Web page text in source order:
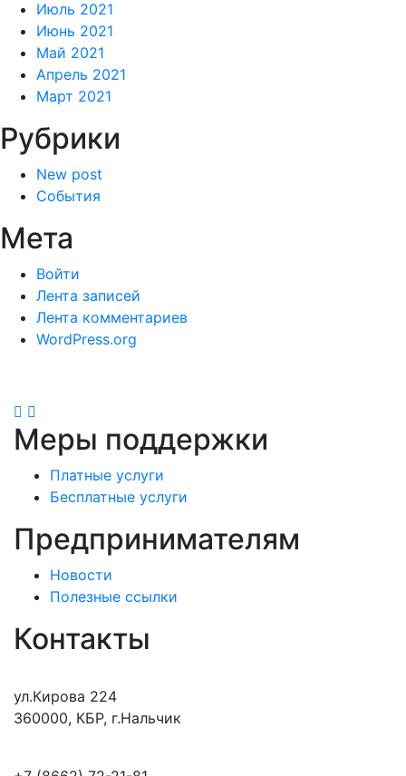
Июль 2021
Июнь 2021
Май 2021
Апрель 2021
Март 2021
Рубрики
New post
События
Мета
Войти
Лента записей
Лента комментариев
WordPress.org
Меры поддержки
Платные услуги
Бесплатные услуги
Предпринимателям
Новости
Полезные ссылки
Контакты
ул.Кирова 224
360000, КБР, г.Нальчик